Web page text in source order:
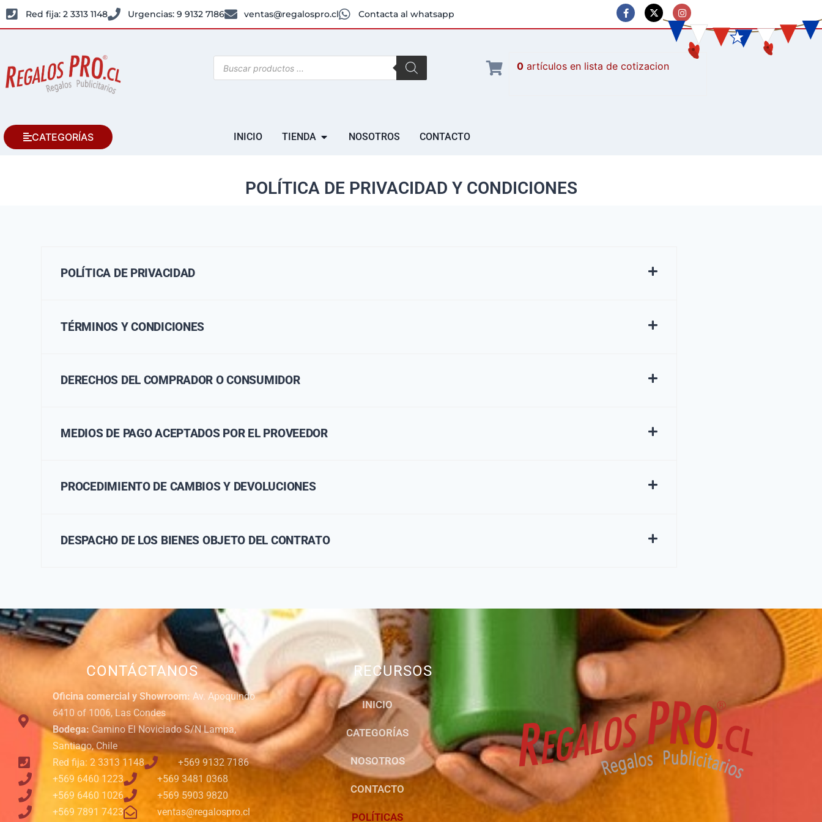
Red fija: 2 3313 1148 Urgencias: 9 9132 7186 ventas@regalospro.cl Contacta al whatsapp
0 artículos
CATEGORÍAS INICIO TIENDA NOSOTROS CONTACTO
POLÍTICA DE PRIVACIDAD Y CONDICIONES
POLÍTICA DE PRIVACIDAD
TÉRMINOS Y CONDICIONES
DERECHOS DEL COMPRADOR O CONSUMIDOR
MEDIOS DE PAGO ACEPTADOS POR EL PROVEEDOR
PROCEDIMIENTO DE CAMBIOS Y DEVOLUCIONES
DESPACHO DE LOS BIENES OBJETO DEL CONTRATO
CONTÁCTANOS
Oficina comercial y Showroom: Av. Apoquindo
6410 of 1006, Las Condes
Bodega: Camino El Noviciado S/N Lampa,
Santiago, Chile
Red fija: 2 3313 1148
+569 9132 7186
+569 6460 1223
+569 3481 0368
+569 6460 1026
+569 5903 9820
+569 7891 7423
ventas@regalospro.cl
RECURSOS
INICIO
CATEGORÍAS
NOSOTROS
CONTACTO
POLÍTICAS